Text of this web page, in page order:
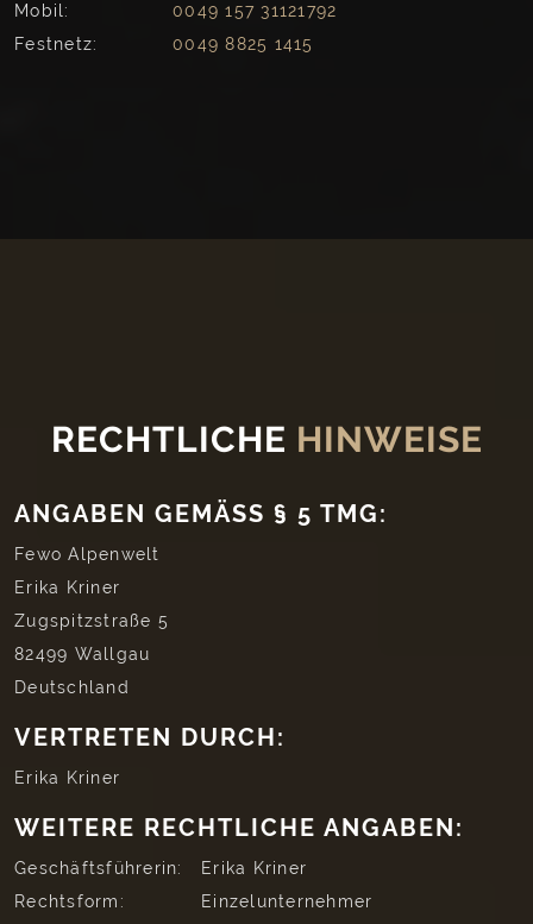
Mobil:
0049 157 31121792
Festnetz:
0049 8825 1415
RECHTLICHE HINWEISE
ANGABEN GEMÄSS § 5 TMG:
Fewo Alpenwelt
Erika Kriner
Zugspitzstraße 5
82499 Wallgau
Deutschland
VERTRETEN DURCH:
Erika Kriner
WEITERE RECHTLICHE ANGABEN:
Geschäftsführerin:
Erika Kriner
Rechtsform:
Einzelunternehmer